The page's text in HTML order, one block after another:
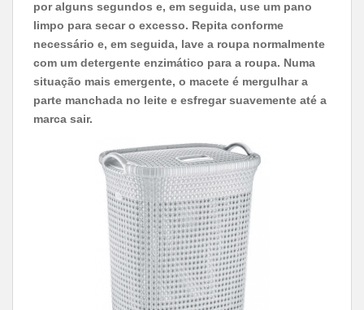
por alguns segundos e, em seguida, use um pano
limpo para secar o excesso. Repita conforme
necessário e, em seguida, lave a roupa normalmente
com um detergente enzimático para a roupa. Numa
situação mais emergente, o macete é mergulhar a
parte manchada no leite e esfregar suavemente até a
marca sair.